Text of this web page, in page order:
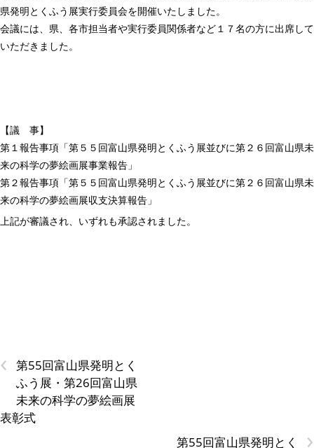
県発明とくふう展実行委員会を開催いたしました。
会議には、県、各市担当者や実行委員関係者など１７名の方に出席して
いただきました。
【議 事】
第１報告事項「第５５回富山県発明とくふう展並びに第２６回富山県未
来の科学の夢絵画展事業報告」
第２報告事項「第５５回富山県発明とくふう展並びに第２６回富山県未
来の科学の夢絵画展収支決算報告」
上記が審議され、いずれも承認されました。
‹
第55回富山県発明とく
ふう展・第26回富山県
未来の科学の夢絵画展
表彰式
›
第55回富山県発明とく